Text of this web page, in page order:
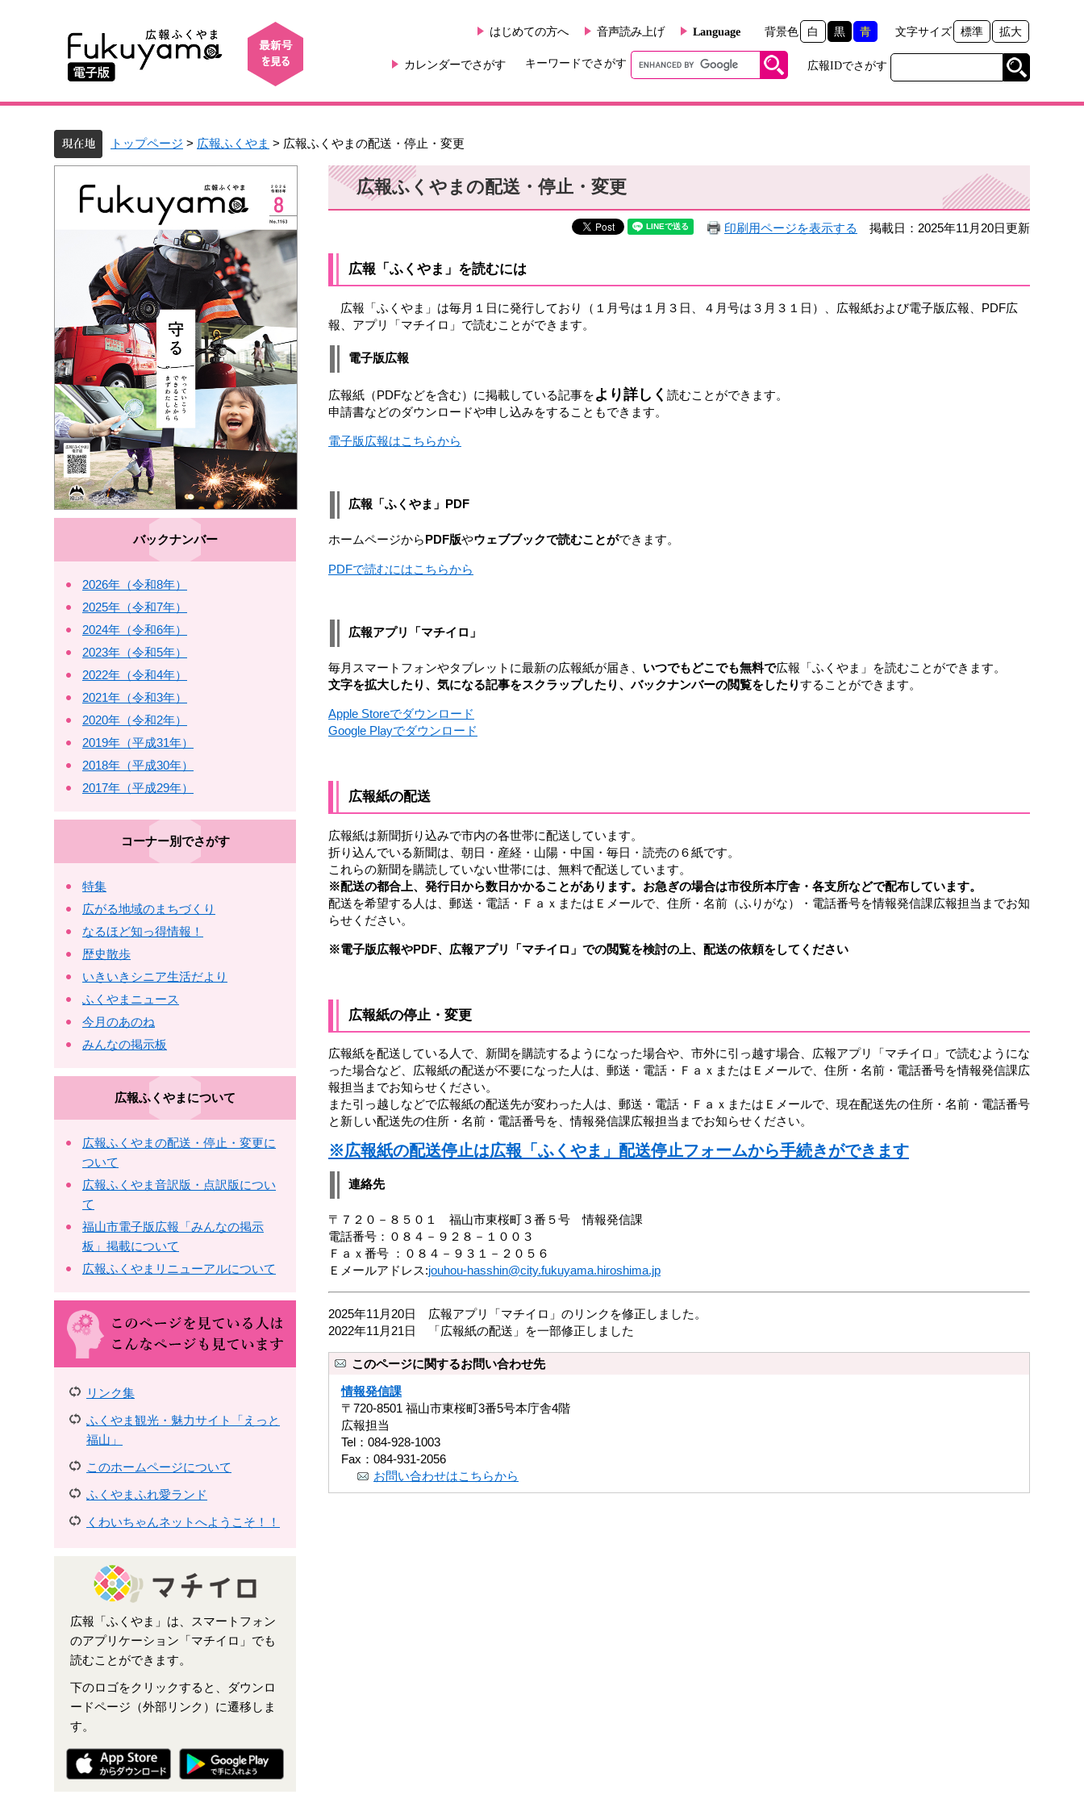
はじめての方へ 音声読み上げ Language 背景色 白 黒 青 文字サイズ 標準 拡大
カレンダーでさがす キーワードでさがす 広報IDでさがす
トップページ > 広報ふくやま > 広報ふくやまの配送・停止・変更
バックナンバー
2026年（令和8年）
2025年（令和7年）
2024年（令和6年）
2023年（令和5年）
2022年（令和4年）
2021年（令和3年）
2020年（令和2年）
2019年（平成31年）
2018年（平成30年）
2017年（平成29年）
コーナー別でさがす
特集
広がる地域のまちづくり
なるほど知っ得情報！
歴史散歩
いきいきシニア生活だより
ふくやまニュース
今月のあのね
みんなの掲示板
広報ふくやまについて
広報ふくやまの配送・停止・変更に
ついて
広報ふくやま音訳版・点訳版につい
て
福山市電子版広報「みんなの掲示
板」掲載について
広報ふくやまリニューアルについて
リンク集
ふくやま観光・魅力サイト「えっと
福山」
このホームページについて
ふくやまふれ愛ランド
くわいちゃんネットへようこそ！！
広報「ふくやま」は、スマートフォン
のアプリケーション「マチイロ」でも
読むことができます。
下のロゴをクリックすると、ダウンロ
ードページ（外部リンク）に遷移しま
す。
広報ふくやまの配送・停止・変更
印刷用ページを表示する 掲載日：2025年11月20日更新
広報「ふくやま」を読むには
広報「ふくやま」は毎月１日に発行しており（１月号は１月３日、４月号は３月３１日）、広報紙および電子版広報、PDF広
報、アプリ「マチイロ」で読むことができます。
電子版広報
広報紙（PDFなどを含む）に掲載している記事をより詳しく 読むことができます。
申請書などのダウンロードや申し込みをすることもできます。
電子版広報はこちらから
広報「ふくやま」PDF
ホームページからPDF版やウェブブックで読むことができます。
PDFで読むにはこちらから
広報アプリ「マチイロ」
毎月スマートフォンやタブレットに最新の広報紙が届き、 いつでもどこでも無料で広報「ふくやま」を読むことができます。
文字を拡大したり、気になる記事をスクラップしたり、バックナンバーの閲覧をしたりすることができます。
Apple Storeでダウンロード
Google Playでダウンロード
広報紙の配送
広報紙は新聞折り込みで市内の各世帯に配送しています。
折り込んでいる新聞は、朝日・産経・山陽・中国・毎日・読売の６紙です。
これらの新聞を購読していない世帯には、無料で配送しています。
※配送の都合上、発行日から数日かかることがあります。お急ぎの場合は市役所本庁舎・各支所などで配布しています。
配送を希望する人は、郵送・電話・ＦａｘまたはＥメールで、住所・名前（ふりがな）・電話番号を情報発信課広報担当までお知
らせください。
※電子版広報やPDF、 広報アプリ「マチイロ」での閲覧を検討の上、配送の依頼をしてください
広報紙の停止・変更
広報紙を配送している人で、新聞を購読するようになった場合や、市外に引っ越す場合、広報アプリ「マチイロ」で読むようにな
った場合など、広報紙の配送が不要になった人は、郵送・電話・ＦａｘまたはＥメールで、住所・名前・電話番号を情報発信課広
報担当までお知らせください。
また引っ越しなどで広報紙の配送先が変わった人は、郵送・電話・ＦａｘまたはＥメールで、現在配送先の住所・名前・電話番号
と新しい配送先の住所・名前・電話番号を、情報発信課広報担当までお知らせください。
※広報紙の配送停止は広報「ふくやま」配送停止フォームから手続きができます
連絡先
〒７２０－８５０１ 福山市東桜町３番５号 情報発信課
電話番号：０８４－９２８－１００３
Ｆａｘ番号 ：０８４－９３１－２０５６
Ｅメールアドレス:jouhou-hasshin@city.fukuyama.hiroshima.jp
2025年11月20日 広報アプリ「マチイロ」のリンクを修正しました。
2022年11月21日 「広報紙の配送」を一部修正しました
このページに関するお問い合わせ先
情報発信課
〒720-8501 福山市東桜町3番5号本庁舎4階
広報担当
Tel：084-928-1003
Fax：084-931-2056
お問い合わせはこちらから